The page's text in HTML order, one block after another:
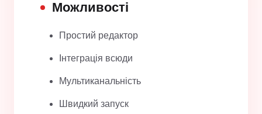
Можливості
Простий редактор
Інтеграція всюди
Мультиканальність
Швидкий запуск